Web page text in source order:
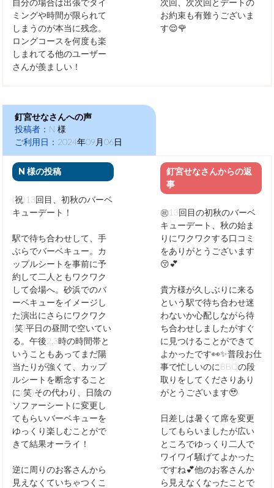
自分の場合は出張でタイ
ミングや時間が限られて
しまうのが本当に残念。
ロングコースを何度も楽
しまれてる他のユーザー
さんが羨ましい！
次回、次次回とデートの
お約束も有難うございま
す😌🌹
釘宮せなさんへの声
投稿者： N 様
ご利用日： 2024年09月06日
N 様の投稿
(祝)13回目、初秋のバーベ
キューデート！
駅で待ち合わせして、手
ぶらでバーベキュー。カ
ップルシートを事前に予
約して二人ともワクワク
して会場へ。砂浜でのバ
ーベキューをイメージし
た演出にさらにワクワク
(笑)平日の昼間で空いてい
る。午後2,3時の時間帯と
いうこともあってまだ陽
当たりが強くて、カップ
ルシートを断念すること
に(笑)その代わり、日陰の
ソファーシートに変更し
てもらいバーベキューを
ゆっくり楽しむことがで
きて結果オーライ！
逆に周りのお客さんから
見えなくていちゃつくこ
釘宮せなさんからの返
事
㊗️13回目の初秋のバーベ
キューデート、秋の始ま
りにワクワクする口コミ
をありがとうございます
😚💕
貴方様が久しぶりに来る
という駅で待ち合わせ迷
わないか心配しながら待
ち合わせしましたがすぐ
に見つけることができて
よかったです👀✨普段お仕
事で忙しいのにBBQの段
取りをしてくださりあり
がとうございます🥹
日差しは暑くて席を変更
してもらいましたが広い
ところでゆっくり二人で
ワイワイ騒げてよかった
ですね💕他のお客さんか
ら見えなくなったことで